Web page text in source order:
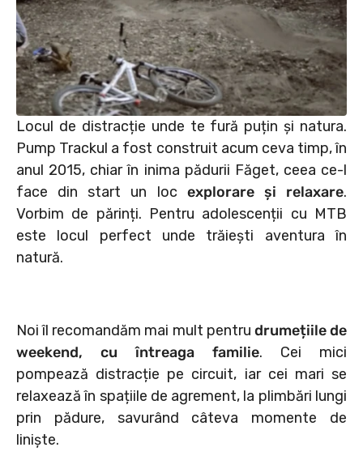
Locul de distracție unde te fură puțin și natura.
Pump Trackul a fost construit acum ceva timp, în
anul 2015, chiar în inima pădurii Făget, ceea ce-l
face din start un loc explorare și relaxare.
Vorbim de părinți. Pentru adolescenții cu MTB
este locul perfect unde trăiești aventura în
natură.
Noi îl recomandăm mai mult pentru drumețiile de
weekend, cu întreaga familie. Cei mici
pompează distracție pe circuit, iar cei mari se
relaxează în spațiile de agrement, la plimbări lungi
prin pădure, savurând câteva momente de
liniște.